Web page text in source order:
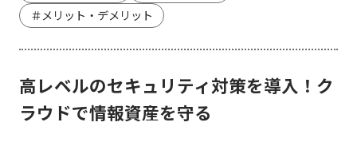
＃メリット・デメリット
高レベルのセキュリティ対策を導入！ク
ラウドで情報資産を守る